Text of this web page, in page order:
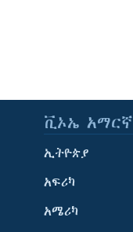
ቪኦኤ አማርኛ
ኢትዮጵያ
አፍሪካ
አሜሪካ